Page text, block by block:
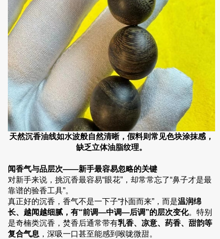
天然沉香油线如水波般自然清晰，假料则常见色块涂抹感，
缺乏立体油脂纹理。
闻香气与品层次——新手最容易忽略的关键
对新手来说，挑沉香最容易“眼花”，却常常忘了“鼻子才是最
靠谱的验香工具”。
真正好的沉香，香气不是一下子“扑面而来”，而是温润绵
长、越闻越细腻，有“前调—中调—后调”的层次变化。特别
是奇楠类沉香，焚香后通常带有乳香、凉意、药香、甜韵等
复合气息 ，深吸一口甚至能感到喉咙微甜。